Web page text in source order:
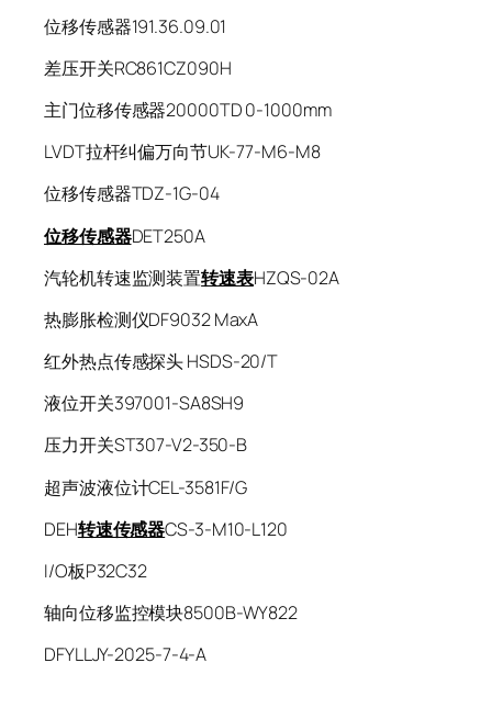
位移传感器191.36.09.01
差压开关RC861CZ090H
主门位移传感器20000TD 0-1000mm
LVDT拉杆纠偏万向节UK-77-M6-M8
位移传感器TDZ-1G-04
位移传感器DET250A
汽轮机转速监测装置转速表HZQS-02A
热膨胀检测仪DF9032 MaxA
红外热点传感探头 HSDS-20/T
液位开关397001-SA8SH9
压力开关ST307-V2-350-B
超声波液位计CEL-3581F/G
DEH转速传感器CS-3-M10-L120
I/O板P32C32
轴向位移监控模块8500B-WY822
DFYLLJY-2025-7-4-A